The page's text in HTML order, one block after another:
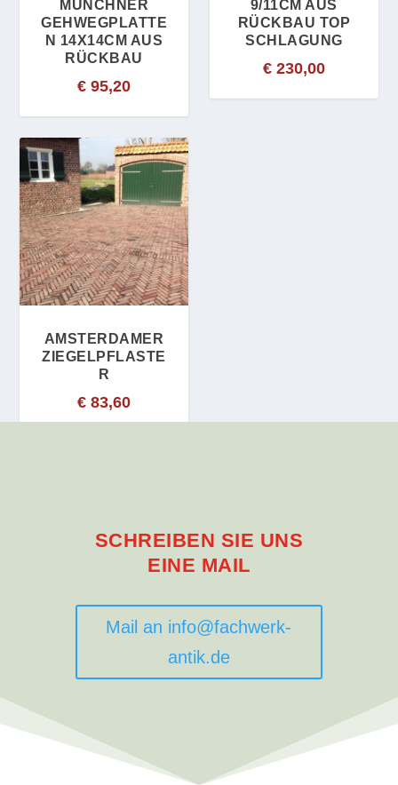
MÜNCHNER
GEHWEGPLATTE
N 14X14CM AUS
RÜCKBAU
€ 95,20
9/11CM AUS
RÜCKBAU TOP
SCHLAGUNG
€230,00
AMSTERDAMER
ZIEGELPFLASTE
R
€ 83,60
SCHREIBEN SIE UNS
EINE MAIL
Mail an info@fachwerk-
antik.de